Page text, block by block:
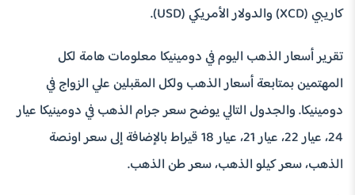
كاريبي (XCD) والدولار الأمريكي (USD).
تقرير أسعار الذهب اليوم في دومينيكا معلومات هامة لكل
المهتمين بمتابعة أسعار الذهب ولكل المقبلين علي الزواج في
دومينيكا. والجدول التالي يوضح سعر جرام الذهب في دومينيكا عيار
24، عيار 22، عيار 21، عيار 18 قيراط بالإضافة إلى سعر اونصة
الذهب، سعر كيلو الذهب، سعر طن الذهب.